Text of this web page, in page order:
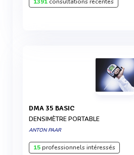
DMA 35 BASIC
DENSIMÈTRE PORTABLE
ANTON PAAR
15professionnels intéressés